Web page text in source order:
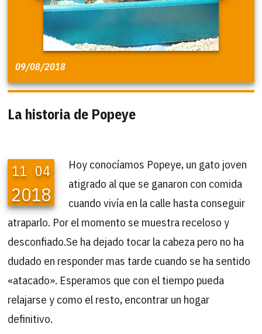
09/08/2018
La historia de Popeye
11 04
2018
Hoy conocíamos Popeye, un gato joven
atigrado al que se ganaron con comida
cuando vivía en la calle hasta conseguir
atraparlo. Por el momento se muestra receloso y
desconfiado.Se ha dejado tocar la cabeza pero no ha
dudado en responder mas tarde cuando se ha sentido
«atacado». Esperamos que con el tiempo pueda
relajarse y como el resto, encontrar un hogar
definitivo.